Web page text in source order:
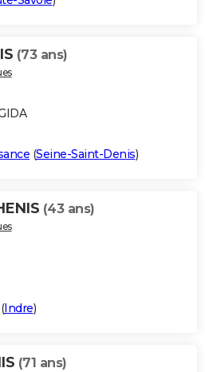
(73 ans)
(Seine-Saint-Denis)
(43 ans)
Indre)
(71 ans)